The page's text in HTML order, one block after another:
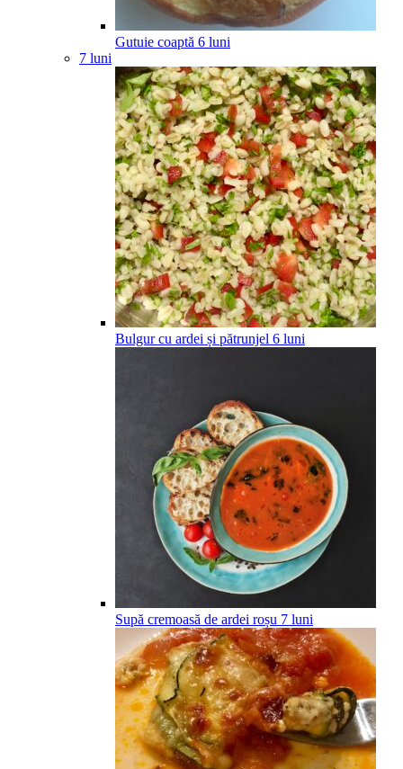
Gutuie coaptă 6 luni
7 luni
Bulgur cu ardei și pătrunjel 6 luni
Supă cremoasă de ardei roșu 7 luni